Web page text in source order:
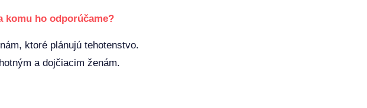
komu ho odporúčame?
ktoré plánujú tehotenstvo.
a dojčiacim ženám.